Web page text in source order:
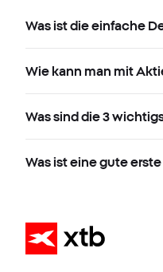
Was ist die einfache
Wie kann man mit
Was sind die 3
Was ist eine gute